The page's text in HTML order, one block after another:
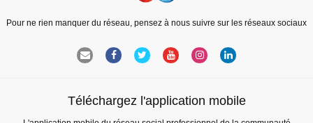
Pour ne rien manquer du réseau, pensez à nous suivre sur les réseaux sociaux
Téléchargez l'application mobile